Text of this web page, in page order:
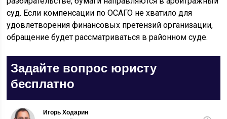
суд. Если компенсации по ОСАГО не хватило для
удовлетворения финансовых претензий организации,
обращение будет рассматриваться в районном суде.